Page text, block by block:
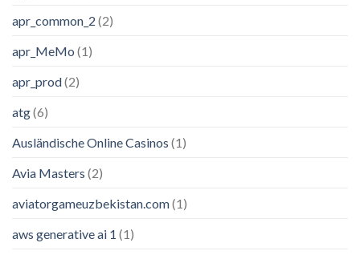
apr_common_2 (2)
apr_MeMo (1)
apr_prod(2)
atg(6)
Ausländische Online Casinos (1)
Avia Masters (2)
aviatorgameuzbekistan.com(1)
aws generative ai 1 (1)